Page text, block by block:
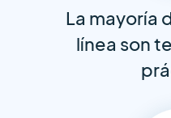
La mayoría
línea son